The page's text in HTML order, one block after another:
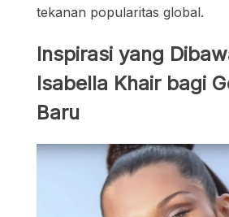
tekanan popularitas global.
Inspirasi yang
Isabella Khair bagi
Baru